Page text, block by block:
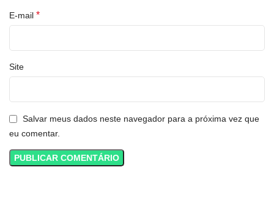
E-mail *
Site
Salvar meus dados neste navegador para a próxima vez que
eu comentar.